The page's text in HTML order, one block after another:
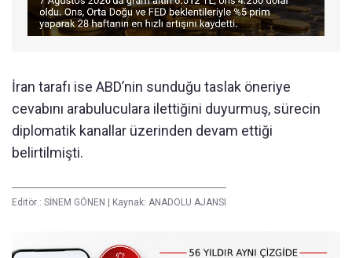
İran tarafı ise ABD’nin sunduğu taslak öneriye
cevabını arabuluculara ilettiğini duyurmuş, sürecin
diplomatik kanallar üzerinden devam ettiği
belirtilmişti.
Editör : SİNEM GÖNEN | Kaynak: ANADOLU AJANSI